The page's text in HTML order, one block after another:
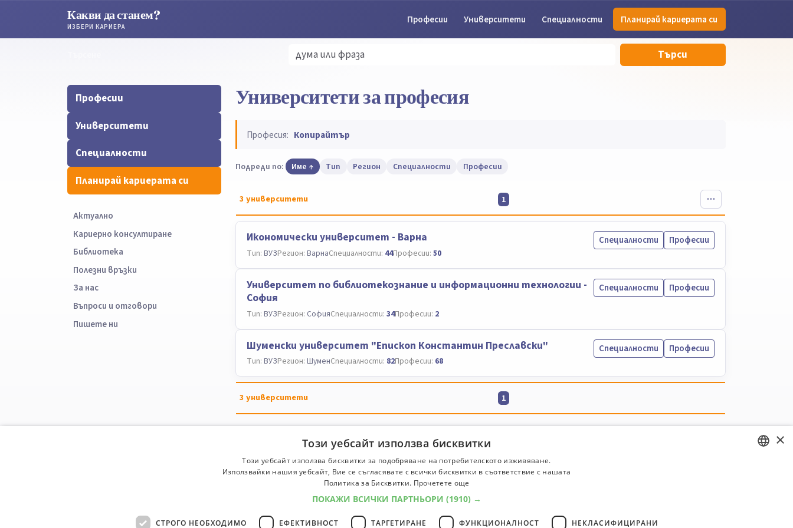
Какви да станем?
ИЗБЕРИ КАРИЕРА
Професии Университети Специалности Планирай кариерата си
Търси
Професии
Университети
Специалности
Планирай кариерата си
Актуално
Кариерно консултиране
Библиотека
Полезни връзки
За нас
Въпроси и отговори
Пишете ни
Университети за професия
Професия: Копирайтър
Подреди по: Име Тип Регион Специалности Професии
3университети 1
Икономически университет - Варна
Тип: ВУЗРегион: ВарнаСпециалности: 44Професии: 50
Специалности Професии
Университет по библиотекознание и информационни технологии -
София
Тип: ВУЗРегион: СофияСпециалности: 34Професии: 2
Специалности Професии
Шуменски университет "Епископ Константин Преславски"
Тип: ВУЗРегион: ШуменСпециалности: 82Професии: 68
Специалности Професии
3университети 1
×
Този уебсайт използва бисквитки
Този уебсайт използва бисквитки за подобряване на потребителското изживяване.
Използвайки нашия уебсайт, Вие се съгласявате с всички бисквитки в съответствие с нашата
Политика за Бисквитки. Прочетете още
ПОКАЖИ ВСИЧКИ ПАРТНЬОРИ (1910) →
СТРОГО НЕОБХОДИМО ЕФЕКТИВНОСТ ТАРГЕТИРАНЕ ФУНКЦИОНАЛНОСТ НЕКЛАСИФИЦИРАНИ